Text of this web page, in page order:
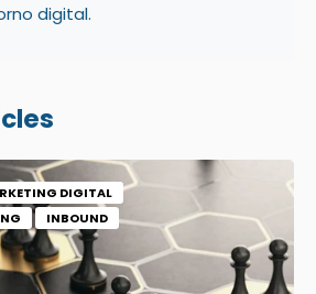
digital.
DIGITAL
INBOUND